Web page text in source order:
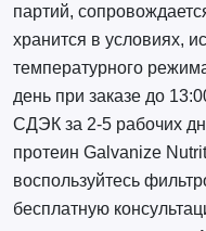
партий,
хранится в условиях,
температурного
день при заказе до
СДЭК за 2-5 рабочих
протеин Galvanize
воспользуйтесь
бесплатную